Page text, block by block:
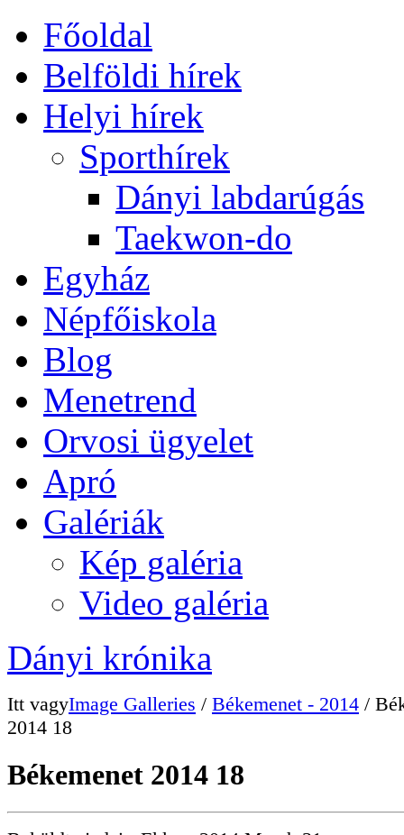
Főoldal
Belföldi hírek
Helyi hírek
Sporthírek
Dányi labdarúgás
Taekwon-do
Egyház
Népfőiskola
Blog
Menetrend
Orvosi ügyelet
Apró
Galériák
Kép galéria
Video galéria
Dányi krónika
Itt vagyImage Galleries / Békemenet - 2014 /
2014 18
Békemenet 2014 18